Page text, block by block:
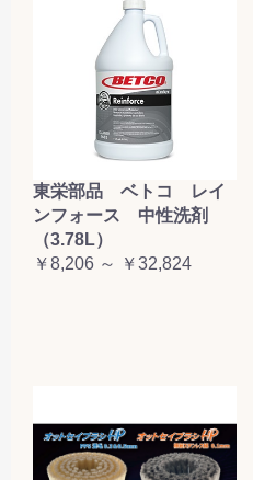
東栄部品 ベトコ レイ
ンフォース 中性洗剤
（3.78L）
￥8,206 ～ ￥32,824